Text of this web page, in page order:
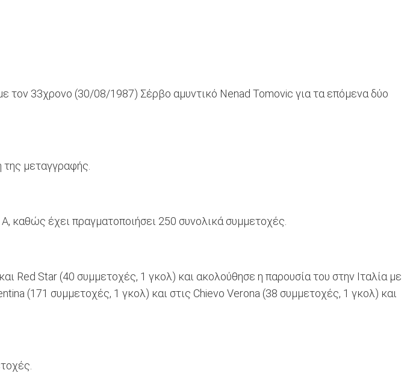
33χρονο (30/08/1987) Σέρβο αμυντικό Nenad Tomovic για τα επόμενα δύο
μεταγγραφής.
καθώς έχει πραγματοποιήσει 250 συνολικά συμμετοχές.
Red Star (40 συμμετοχές, 1 γκολ) και ακολούθησε η παρουσία του στην Ιταλία με
(171 συμμετοχές, 1 γκολ) και στις Chievo Verona (38 συμμετοχές, 1 γκολ) και